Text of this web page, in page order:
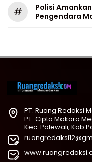
#
Polisi
Pengendara
PT. Ruang Redaksi
PT. Cipta Makora
Kec. Polewali,